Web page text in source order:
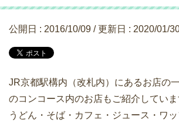
公開日 : 2016/10/09 / 更新日 : 2020/01/
JR京都駅構内（改札内）にあるお店の
のコンコース内のお店もご紹介していま
うどん・そば・カフェ・ジュース・ワ